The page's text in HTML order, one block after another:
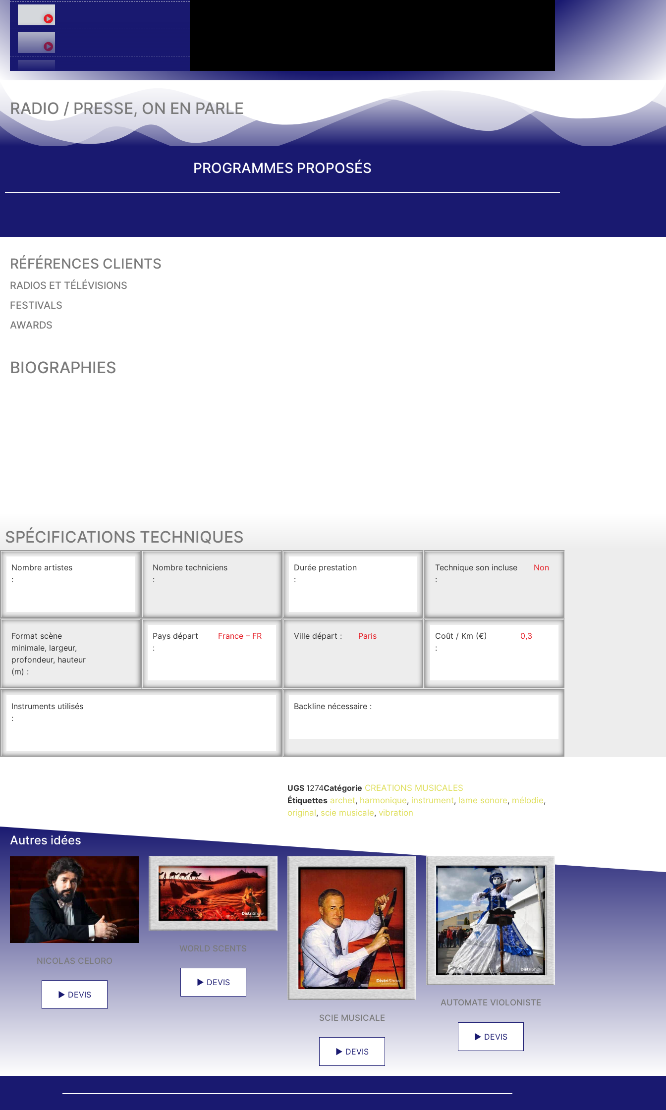
RADIO / PRESSE, ON EN PARLE
PROGRAMMES PROPOSÉS
RÉFÉRENCES CLIENTS
RADIOS ET TÉLÉVISIONS
FESTIVALS
AWARDS
BIOGRAPHIES
SPÉCIFICATIONS TECHNIQUES
Nombre artistes
:
Nombre techniciens
:
Durée prestation
:
Technique son incluse
:
Non
Format scène
minimale, largeur,
profondeur, hauteur
(m) :
Pays départ
:
France – FR Ville départ : Paris
Coût / Km (€)
:
0,3
Instruments utilisés
:
Backline nécessaire :
UGS 1274Catégorie CREATIONS MUSICALES
Étiquettes archet, harmonique, instrument, lame sonore, mélodie,
original, scie musicale, vibration
Autres idées
NICOLAS CELORO
► DEVIS
WORLD SCENTS
► DEVIS
SCIE MUSICALE
► DEVIS
AUTOMATE VIOLONISTE
► DEVIS